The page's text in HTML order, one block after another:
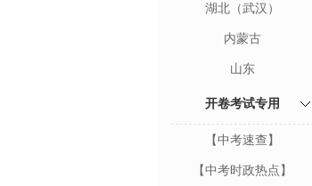
湖北（武汉）
内蒙古
山东
开卷考试专用
【中考速查】
【中考时政热点】